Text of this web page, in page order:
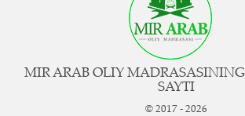
MIR ARAB OLIY
SAYTI
© 2017 - 2026